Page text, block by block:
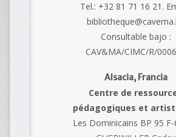
Tel.: +32 81 71 16 21.
Consultable bajo :
CAV&MA/CIMC/R/
Alsacia, Francia
Centre de
pédagogiques et
Les Dominicains BP 95